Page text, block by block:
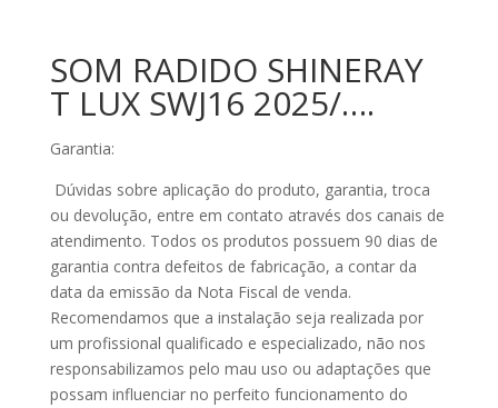
SOM RADIDO SHINERAY
T LUX SWJ16 2025/….
Garantia:
Dúvidas sobre aplicação do produto, garantia, troca
ou devolução, entre em contato através dos canais de
atendimento. Todos os produtos possuem 90 dias de
garantia contra defeitos de fabricação, a contar da
data da emissão da Nota Fiscal de venda.
Recomendamos que a instalação seja realizada por
um profissional qualificado e especializado, não nos
responsabilizamos pelo mau uso ou adaptações que
possam influenciar no perfeito funcionamento do